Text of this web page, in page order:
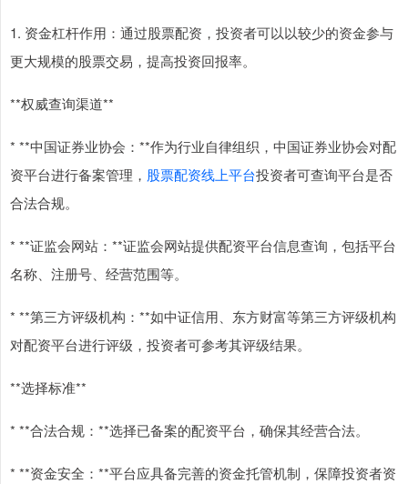
1. 资金杠杆作用：通过股票配资，投资者可以以较少的资金参与
更大规模的股票交易，提高投资回报率。
**权威查询渠道**
* **中国证券业协会：**作为行业自律组织，中国证券业协会对配
资平台进行备案管理， 股票配资线上平台投资者可查询平台是否
合法合规。
* **证监会网站：**证监会网站提供配资平台信息查询，包括平台
名称、注册号、经营范围等。
* **第三方评级机构：**如中证信用、东方财富等第三方评级机构
对配资平台进行评级，投资者可参考其评级结果。
**选择标准**
* **合法合规：**选择已备案的配资平台，确保其经营合法。
* **资金安全：**平台应具备完善的资金托管机制，保障投资者资